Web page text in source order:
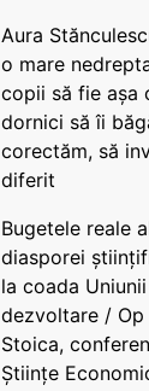
Aura
o mare
copii să fie așa
dornici să îi
corectăm, să
diferit
Bugetele reale
diasporei
la coada
dezvoltare / Op
Stoica,
Științe